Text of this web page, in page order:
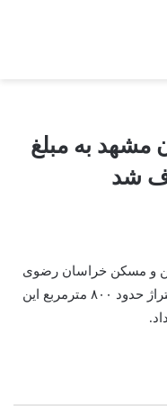
مشهد به مبلغ
و مسکن خراسان رضوی
از رفع تصرف و خلع‌ید اراضی دولتی به متراژ حدود ۸۰۰ مترمربع این